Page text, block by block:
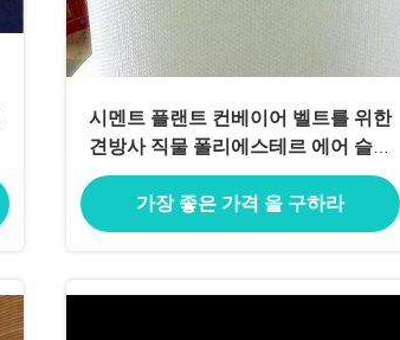
시멘트 플랜트 컨베이어 벨트를 위한
견방사 직물 폴리에스테르 에어 슬라
이드 구성
가장 좋은 가격 을 구하라